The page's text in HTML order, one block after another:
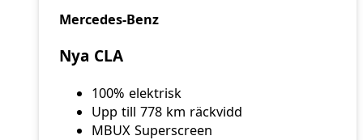
Mercedes-Benz
Nya CLA
100% elektrisk
Upp till 778 km räckvidd
MBUX Superscreen